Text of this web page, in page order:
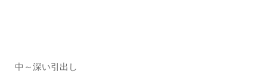
中～深い引出し